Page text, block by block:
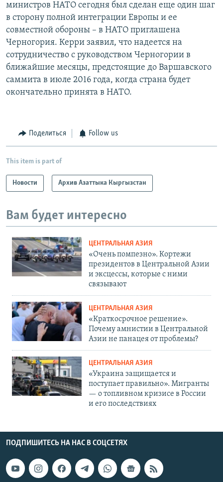
министров НАТО сегодня был сделан еще один шаг
в сторону полной интеграции Европы и ее
совместной обороны – в НАТО приглашена
Черногория. Керри заявил, что надеется на
сотрудничество с руководством Черногории в
ближайшие месяцы, предстоящие до Варшавского
саммита в июле 2016 года, когда страна будет
окончательно принята в НАТО.
Поделиться Follow us
This item is part of
Новости Архив Азаттыка Кыргызстан
Вам будет интересно
ЦЕНТРАЛЬНАЯ АЗИЯ
«Очень помпезно». Кортежи
президентов в Центральной Азии
и эксцессы, которые с ними
связывают
ЦЕНТРАЛЬНАЯ АЗИЯ
«Краткосрочное решение».
Почему амнистии в Центральной
Азии не панацея от проблемы?
ЦЕНТРАЛЬНАЯ АЗИЯ
«Украина защищается и
поступает правильно». Мигранты
— о топливном кризисе в России
и его последствиях
ПОДПИШИТЕСЬ НА НАС В СОЦСЕТЯХ